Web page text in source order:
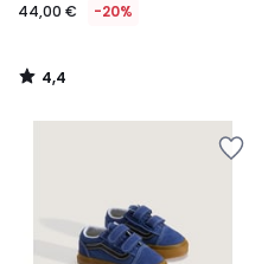
44,00 € -20%
4,4
/